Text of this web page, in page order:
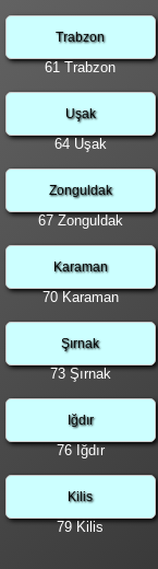
Trabzon
61 Trabzon
Uşak
64 Uşak
Zonguldak
67 Zonguldak
Karaman
70 Karaman
Şırnak
73 Şırnak
Iğdır
76 Iğdır
Kilis
79 Kilis